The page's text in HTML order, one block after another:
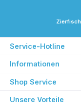
Service-Hotline
Informationen
Shop Service
Unsere Vorteile